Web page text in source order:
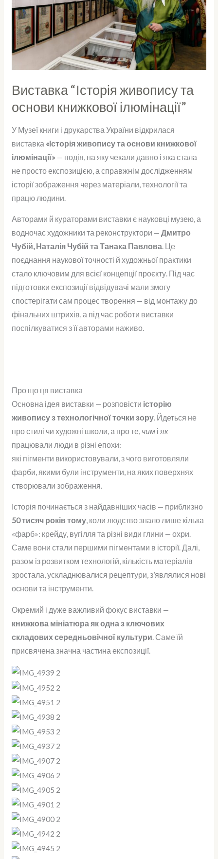
Виставка “Історія живопису та
основи книжкової ілюмінації”
У Музеї книги і друкарства України відкрилася
виставка «Історія живопису та основи книжкової
ілюмінації» — подія, на яку чекали давно і яка стала
не просто експозицією, а справжнім дослідженням
історії зображення через матеріали, технології та
працю людини.
Авторами й кураторами виставки є науковці музею, а
водночас художники та реконструктори — Дмитро
Чубій, Наталія Чубій та Танака Павлова. Це
поєднання наукової точності й художньої практики
стало ключовим для всієї концепції проєкту. Під час
підготовки експозиції відвідувачі мали змогу
спостерігати сам процес творення — від монтажу до
фінальних штрихів, а під час роботи виставки
поспілкуватися з її авторами наживо.
Про що ця виставка
Основна ідея виставки — розповісти історію
живопису з технологічної точки зору. Йдеться не
про стилі чи художні школи, а про те, чимі як
працювали люди в різні епохи:
які пігменти використовували, з чого виготовляли
фарби, якими були інструменти, на яких поверхнях
створювали зображення.
Історія починається з найдавніших часів — приблизно
50 тисяч років тому, коли людство знало лише кілька
«фарб»: крейду, вугілля та різні види глини — охри.
Саме вони стали першими пігментами в історії. Далі,
разом із розвитком технологій, кількість матеріалів
зростала, ускладнювалися рецептури, з’являлися нові
основи та інструменти.
Окремий і дуже важливий фокус виставки —
книжкова мініатюра як одна з ключових
складових середньовічної культури. Саме їй
присвячена значна частина експозиції.
книжкової
ілюмінації”